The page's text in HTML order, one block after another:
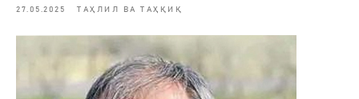
27.05.2025 ТАҲЛИЛ ВА ТАҲҚИҚ